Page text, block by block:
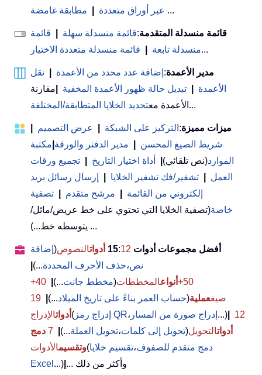
عبر أوراق متعددة
مطابقة غامضة ...
قائمة منسدلة المتقدمة:قائمة منسدلة سهلة
قائمة
منسدلة تابعة
قائمة منسدلة متعددة الاختيار ...
مدير الأعمدة: إضافة عدد محدد من الأعمدة
نقل
الأعمدة
تبديل حالة ظهور الأعمدة المخفية
مقارنة
الأعمدة معتحديد الخلايا المتطابقة/المختلفة ...
ميزات مميزة: التركيز على الشبكة عرض التصميم
شريط الصيغ المحسن
مدير الدفتر والورقة مكتبة
الموارد(نص تلقائي) أداة اختيار التاريخ
تجميع ورقات
العمل
تشفير/فك تشفير الخلايا
إرسال رسائل بريد
إلكتروني من القائمة
مرشح متقدم
تصفية
خاصة(تصفية الخلايا التي تحتوي على خط عريض/مائل/
يتوسطه خط...) ...
أفضل مجموعات أدوات 15 :12 أدواتالنصوص( إضافة
نص،حذف الأحرف المحددة...)
50+
أنواعالمخططات(مخطط جانت...)
40+
صيغعملية(حساب العمر بناءً على تاريخ الميلاد...)
19
أدواتالإدراج ( إدراج رمز QR، إدراج صورة من المسار ...)
12
أدواتالتحويل(تحويل إلى كلمات،تحويل العملة...)
7 دمج
وتقسيمالأدوات ( دمج متقدم للصفوف،تقسيم خلايا
Excel ...) ... وأكثر من ذلك